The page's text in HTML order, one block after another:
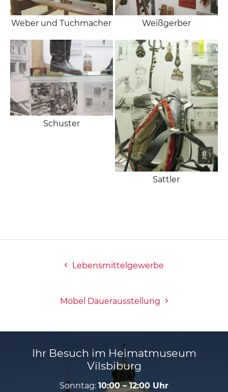
Weber und Tuchmacher Weißgerber
Schuster
Sattler
Lebensmittelgewerbe
Möbel Dauerausstellung
Ihr Besuch im Heimatmuseum
Vilsbiburg
Sonntag: 10:00 – 12:00 Uhr